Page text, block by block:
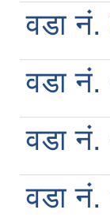
वडा नं.
वडा नं.
वडा नं.
वडा नं.